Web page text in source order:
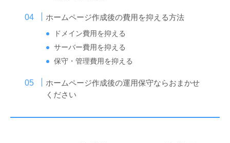
ホームページ作成後の費用を抑える方法
ドメイン費用を抑える
サーバー費用を抑える
保守・管理費用を抑える
ホームページ作成後の運用保守ならおまかせ
ください